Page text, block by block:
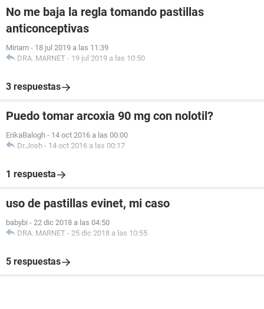
No me baja la regla tomando pastillas
anticonceptivas
Miriam - 18 jul 2019 a las 11:39
DRA. MARNET - 19 jul 2019 a las 10:50
3 respuestas
Puedo tomar arcoxia 90 mg con nolotil?
ErikaBalogh - 14 oct 2016 a las 00:00
Dr.Josh - 14 oct 2016 a las 00:17
1 respuesta
uso de pastillas evinet, mi caso
babybi - 22 dic 2018 a las 04:50
DRA. MARNET - 25 dic 2018 a las 10:55
5 respuestas